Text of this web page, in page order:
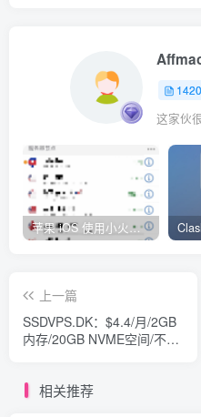
1420
这家伙
苹果 iOS 使用小火箭(shadowrocket)新手教程
上一篇
SSDVPS.DK：$4.4/月/2GB
内存/20GB NVME空间/不限
相关推荐